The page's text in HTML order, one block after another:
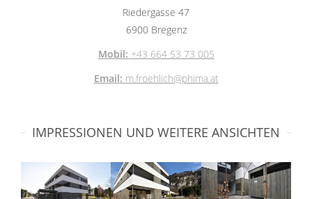
Riedergasse 47
6900 Bregenz
Mobil: +43 664 53 73 005
Email: m.froehlich@phima.at
IMPRESSIONEN UND WEITERE ANSICHTEN